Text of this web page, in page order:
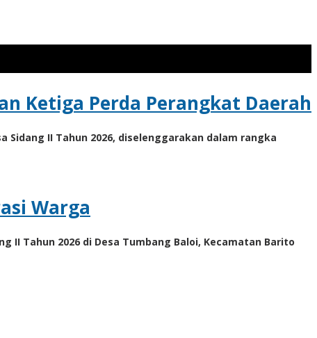
Ketiga Perda Perangkat Daerah
Sidang II Tahun 2026, diselenggarakan dalam rangka
Warga
II Tahun 2026 di Desa Tumbang Baloi, Kecamatan Barito